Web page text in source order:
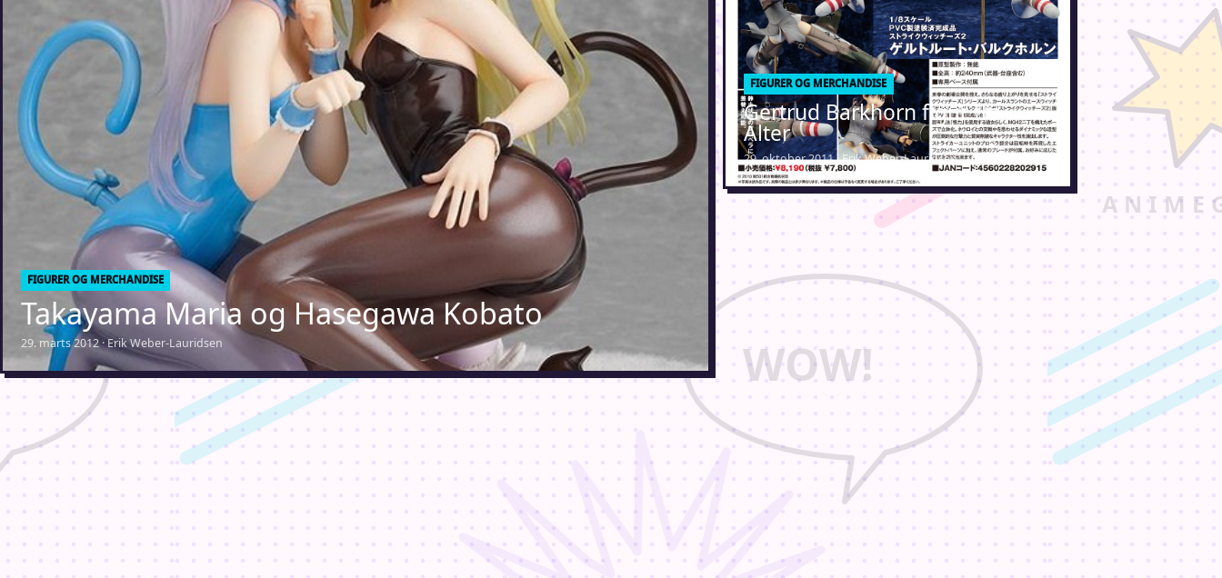
FIGURER OG MERCHANDISE
Takayama Maria og Hasegawa Kobato
29. marts 2012 · Erik Weber-Lauridsen
FIGURER OG MERCHANDISE
Gertrud Barkhorn figur fra
Alter
29. oktober 2011 · Erik Weber-Lauridsen